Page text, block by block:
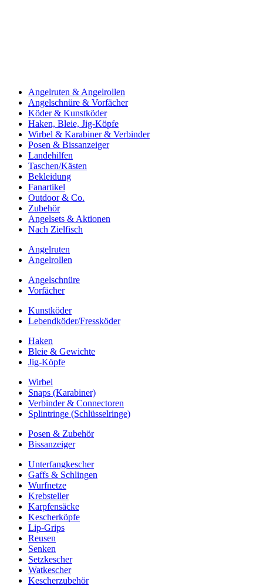
Angelruten & Angelrollen
Angelschnüre & Vorfächer
Köder & Kunstköder
Haken, Bleie, Jig-Köpfe
Wirbel & Karabiner & Verbinder
Posen & Bissanzeiger
Landehilfen
Taschen/Kästen
Bekleidung
Fanartikel
Outdoor & Co.
Zubehör
Angelsets & Aktionen
Nach Zielfisch
Angelruten
Angelrollen
Angelschnüre
Vorfächer
Kunstköder
Lebendköder/Fressköder
Haken
Bleie & Gewichte
Jig-Köpfe
Wirbel
Snaps (Karabiner)
Verbinder & Connectoren
Splintringe (Schlüsselringe)
Posen & Zubehör
Bissanzeiger
Unterfangkescher
Gaffs & Schlingen
Wurfnetze
Krebsteller
Karpfensäcke
Kescherköpfe
Lip-Grips
Reusen
Senken
Setzkescher
Watkescher
Kescherzubehör